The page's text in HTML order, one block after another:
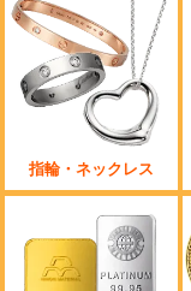
指輪・ネックレス